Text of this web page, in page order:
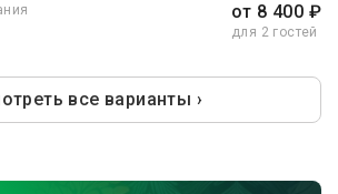
от 8 400 ₽
для 2 гостей
все варианты ›